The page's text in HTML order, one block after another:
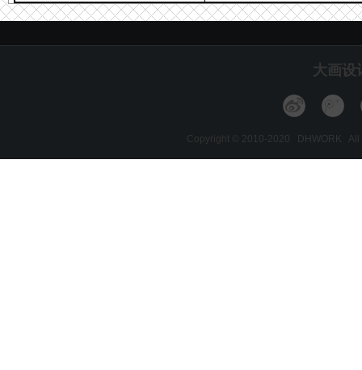
大画设
Copyright © 2010-2020 DHWORK